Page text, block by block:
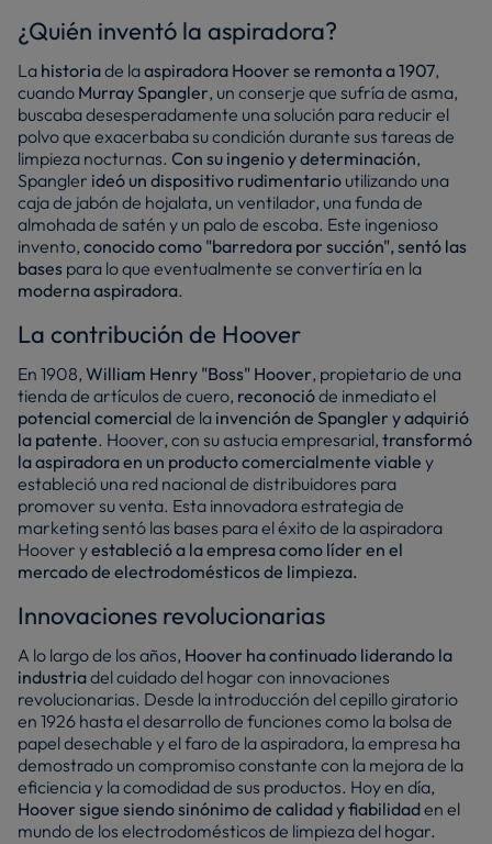
¿Quién inventó la aspiradora?
La historiade laaspiradora Hoover se remonta a 1907,
cuando Murray Spangler, un conserje que sufría de asma,
buscaba desesperadamente una solución para reducir el
polvo que exacerbaba su condición durante sus tareas de
limpieza nocturnas. Con su ingenio y determinación,
Spangler ideó un dispositivo rudimentario utilizando una
caja de jabón de hojalata, un ventilador, una funda de
almohada de satén y un palo de escoba. Este ingenioso
invento, conocido como "barredora por succión", sentó las
bases para lo que eventualmente se convertiría en la
moderna aspiradora.
La contribución de Hoover
En 1908, William Henry "Boss" Hoover, propietario de una
tienda de artículos de cuero, reconocióde inmediato el
potencial comercial de la invención de Spangler y adquirió
la patente. Hoover, con su astucia empresarial, transformó
la aspiradora en un producto comercialmente viable y
estableció una red nacional de distribuidores para
promover su venta. Esta innovadora estrategia de
marketing sentó las bases para el éxito de la aspiradora
Hoover yestableció a la empresa como líder en el
mercado de electrodomésticos de limpieza.
Innovaciones revolucionarias
A lo largo de los años, Hoover ha continuado liderando la
industriadel cuidado del hogar con innovaciones
revolucionarias. Desde la introducción del cepillo giratorio
en 1926 hasta el desarrollo de funciones como la bolsa de
papel desechable y el faro de la aspiradora, la empresa ha
demostrado un compromiso constante con la mejora de la
eficiencia y la comodidad de sus productos. Hoy en día,
Hoover sigue siendo sinónimo de calidad y fiabilidaden el
mundo de los electrodomésticos de limpieza del hogar.